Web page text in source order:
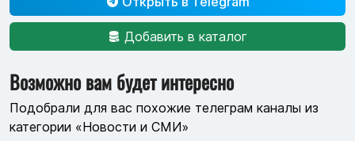
Добавить в каталог
Возможно вам будет интересно
Подобрали для вас похожие телеграм каналы из
категории «Новости и СМИ»